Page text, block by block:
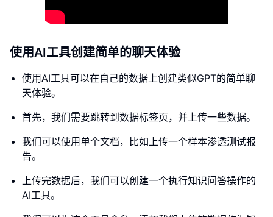
使用AI工具创建简单的聊天体验
使用AI工具可以在自己的数据上创建类似GPT的简单聊
天体验。
首先，我们需要跳转到数据标签页，并上传一些数据。
我们可以使用单个文档，比如上传一个样本渗透测试报
告。
上传完数据后，我们可以创建一个执行知识问答操作的
AI工具。